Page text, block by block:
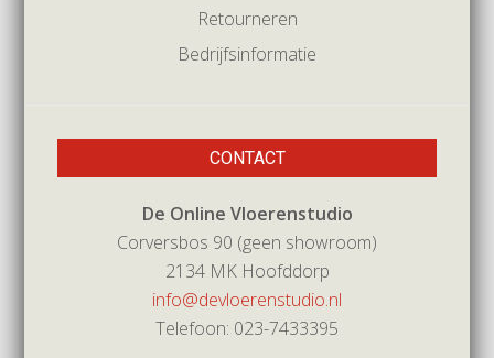
Retourneren
Bedrijfsinformatie
CONTACT
De Online Vloerenstudio
Corversbos 90 (geen showroom)
2134 MK Hoofddorp
info@devloerenstudio.nl
Telefoon: 023-7433395